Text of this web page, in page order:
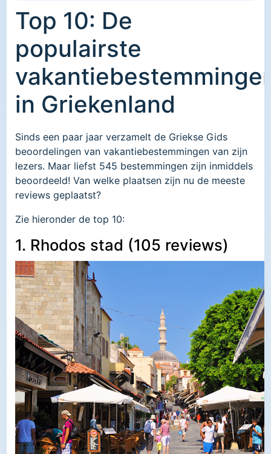
Top 10: De
populairste
in Griekenland
Sinds een paar jaar verzamelt de Griekse Gids
beoordelingen van vakantiebestemmingen van zijn
lezers. Maar liefst 545 bestemmingen zijn inmiddels
beoordeeld! Van welke plaatsen zijn nu de meeste
reviews geplaatst?
Zie hieronder de top 10:
1. Rhodos stad (105 reviews)